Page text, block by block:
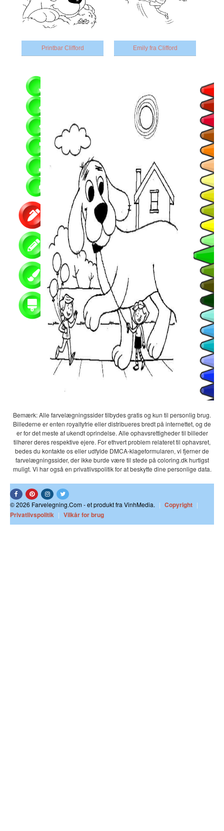
Printbar Clifford Emily fra Clifford
Bemærk: Alle farvelægningssider tilbydes gratis og kun til personlig brug.
Billederne er enten royaltyfrie eller distribueres bredt på internettet, og de
er for det meste af ukendt oprindelse. Alle ophavsrettigheder til billeder
tilhører deres respektive ejere. For ethvert problem relateret til ophavsret,
bedes du kontakte os eller udfylde DMCA-klageformularen, vi fjerner de
farvelægningssider, der ikke burde være til stede på coloring.dk hurtigst
muligt. Vi har også en privatlivspolitik for at beskytte dine personlige data.
© 2026 Farvelegning.Com - et produkt fra VinhMedia. | Copyright |
Privatlivspolitik | Vilkår for brug